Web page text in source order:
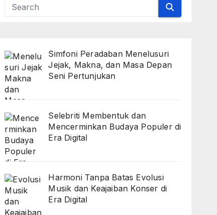
Simfoni Peradaban Menelusuri
Jejak, Makna, dan Masa Depan
Seni Pertunjukan
Selebriti Membentuk dan
Mencerminkan Budaya Populer di
Era Digital
Harmoni Tanpa Batas Evolusi
Musik dan Keajaiban Konser di
Era Digital